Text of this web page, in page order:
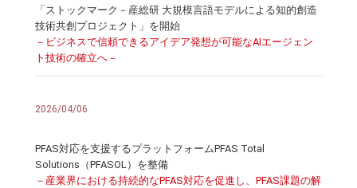
「ストックマーク－産総研 大規模言語モデルによる知的創造
技術共創プロジェクト」を開始
－ビジネスで信頼できるアイデア発想が可能なAIエージェン
ト技術の確立へ－
2026/04/06
PFAS対応を支援するプラットフォームPFAS Total
Solutions（PFASOL）を整備
－産業界における持続的なPFAS対応を促進し、PFAS課題の解